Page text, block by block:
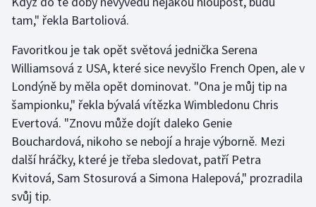
tam," řekla Bartoliová.
Favoritkou je tak opět světová jednička Serena
Williamsová z USA, které sice nevyšlo French Open, ale v
Londýně by měla opět dominovat. "Ona je můj tip na
šampionku," řekla bývalá vítězka Wimbledonu Chris
Evertová. "Znovu může dojít daleko Genie
Bouchardová, nikoho se nebojí a hraje výborně. Mezi
další hráčky, které je třeba sledovat, patří Petra
Kvitová, Sam Stosurová a Simona Halepová," prozradila
svůj tip.